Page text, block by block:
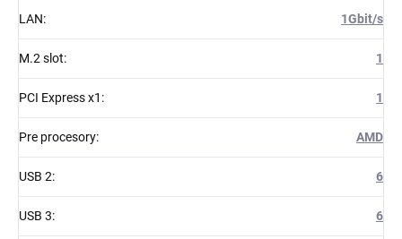
LAN: 1Gbit/s
M.2 slot: 1
PCI Express x1 : 1
Pre procesory: AMD
USB 2: 6
USB 3: 6